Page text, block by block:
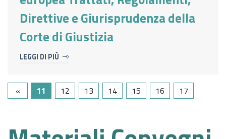
Direttive e Giurisprudenza della
Corte di Giustizia
LEGGI DI PIÙ
« 11 12 13 14 15 16 17